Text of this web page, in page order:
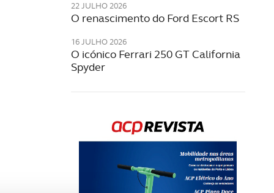
22 JULHO 2026
O renascimento do Ford Escort RS
16 JULHO 2026
O icónico Ferrari 250 GT California
Spyder